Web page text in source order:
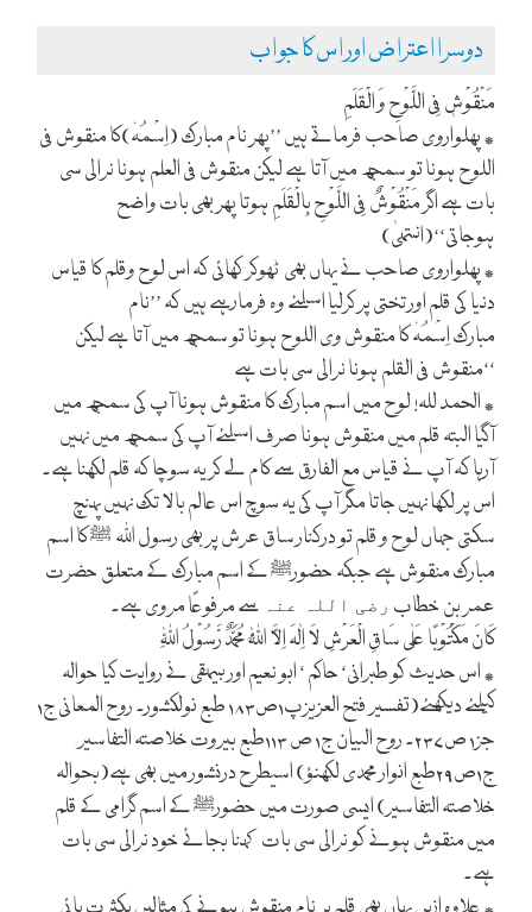
دوسرا اعتراض اور اس کا جواب
مَنْقُوْشٖ فِی اللَّوْحِ وَ الْقَلَمِ
٭ پھلواروی صاحب فرماتے ہیں ’’پھر نام مبارک (اِسْمُہٗ)کا منقوش فی
اللوح ہونا تو سمجھ میں آتا ہے لیکن منقوش فی العلم ہونا نرالی سی
بات ہے اگر مَنْقُوْشٌ فِی اللَّوْحِ بِالْقَلَمِ ہوتا پھر بھی بات واضح
ہوجاتی‘‘(انتہیٰ)
٭ پھلواروی صاحب نے یہاں بھی ٹھوکر کھائی کہ اس لوح وقلم کا قیاس
دنیا کی قلم اور تختی پر کرلیا اسلئے وہ فرمارہے ہیں کہ ’’نام
مبارک اِسْمُہٗ کا منقوش وی اللوح ہونا تو سمجھ میں آتا ہے لیکن
منقوش فی القلم ہونا نرالی سی بات ہے‘‘
٭ الحمد للہ! لوح میں اسم مبارک کا منقوش ہونا آپ کی سمجھ میں
آگیا البتہ قلم میں منقوش ہونا صرف اسلئے آپ کی سمجھ میں نہیں
آرہا کہ آپ نے قیاس مع الفارق سے کام لے کر یہ سوچا کہ قلم لکھنا ہے۔
اس پر لکھا نہیں جاتا مگر آپ کی یہ سوچ اس عالم بالا تک نہیں پہنچ
سکتی جہاں لوح و قلم تو درکنار ساق عرش پر بھی رسول اللہ ﷺکا اسم
مبارک منقوش ہے جبکہ حضورﷺکے اسم مبارک کے متعلق حضرت
عمر بن خطاب رضی اللہ عنہ
سے مرفوعًا مروی ہے۔
کَانَ مَکْتُوْبًا عَلٰی سَاقِ الْعَرْشِ لَا اِلٰہَ اِلَّا اللّٰہُ مُحَمَّدٌ رَّسُوْلُ اللّٰہِ
٭ اس حدیث کو طبرانی‘ حاکم ‘ ابو نعیم اور بیہقی نے روایت کیا حوالہ
کیلئے دیکھئے(تفسیر فتح العزیزپ۱ص۱۸۳ طبع نولکشور۔ روح المعانی ج۱
جز۱ ص۲۳۷۔ روح البیان ج۱ ص ۱۱۳طبع بیروت خلاصتہ التفاسیر
ج۱ص۲۹طبع انوار محمدی لکھنؤ) اسیطرح درنشور میں بھی ہے(بحوالہ
خلاصتہ التفاسیر) ایسی صورت میں حضورﷺکے اسم گرامی کے قلم
میں منقوش ہونے کو نرالی سی بات کہنا بجائے خود نرالی سی بات
ہے۔